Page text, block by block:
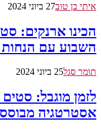
איתי בן טוב27 ביוני 2024
השבוע עם
תומר סגל25 ביוני 2024
לזמן מוגבל:
אסטרטגיה